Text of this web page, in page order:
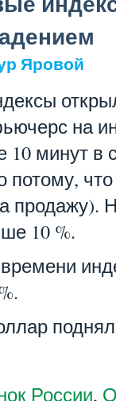
Яровой
на
минут в
потому,
продажу).
10 %.
России,